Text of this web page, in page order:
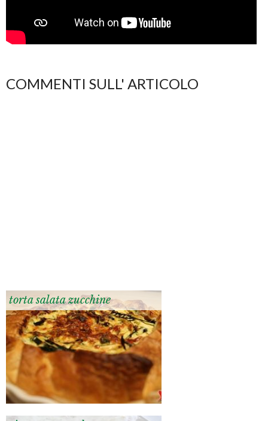
COMMENTI SULL' ARTICOLO
torta salata zucchine